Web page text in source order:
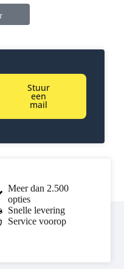
Stuur
een
mail
Meer dan 2.500
opties
Snelle levering
Service voorop